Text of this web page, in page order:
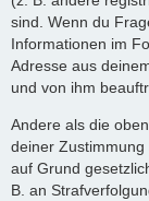
sind. Wenn du
Informationen im
Adresse aus
und von ihm
Andere als die
deiner
auf Grund
B. an